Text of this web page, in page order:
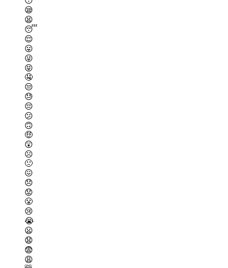
😪
😫
😴
😌
😛
😜
😝
🤤
😒
😓
😔
😕
🙃
🤑
😲
☹️
🙁
😖
😞
😟
😤
😢
😭
😦
😧
😨
😩